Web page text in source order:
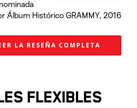
Álbum Histórico GRAMMY, 2016
LA RESEÑA COMPLETA
FLEXIBLES